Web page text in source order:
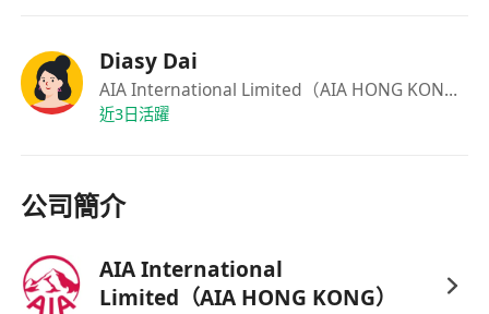
Diasy Dai
AIA International Limited（AIA HONG KONG）
近3日活躍
公司簡介
AIA International
Limited（AIA HONG KONG）